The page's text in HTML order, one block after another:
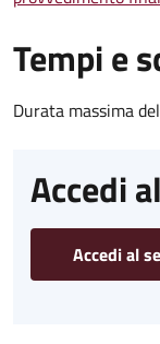
Tempi e
Durata massima
Accedi
Accedi al